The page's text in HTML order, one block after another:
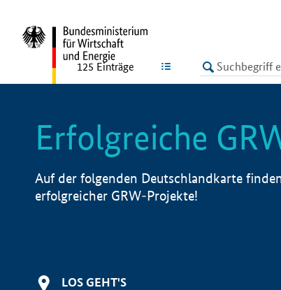
LISTE
125 Einträge
Erfolgreiche
Auf der folgenden Deutschlandkarte
erfolgreicher GRW-Projekte!
LOS GEHT'S